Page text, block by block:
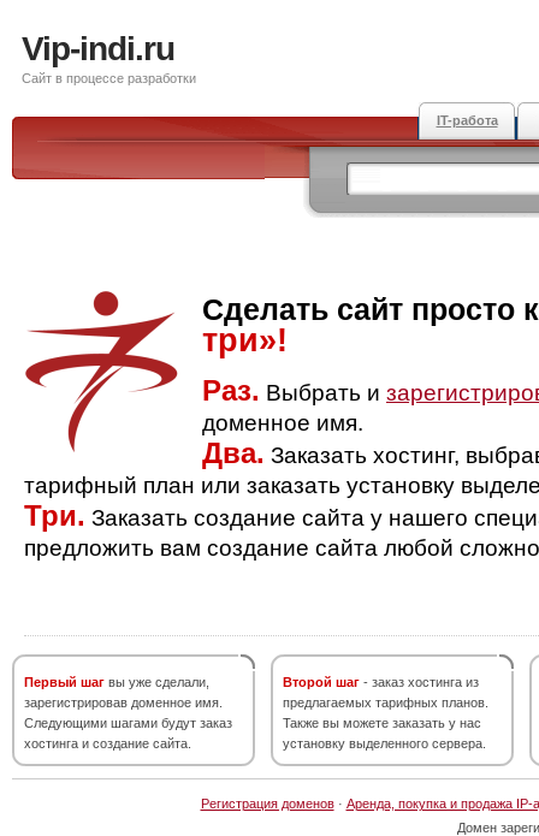
Vip-indi.ru
Сайт в процессе разработки
IT-работа
Сделать сайт просто
три»!
Раз. Выбрать и
доменное имя.
Два. Заказать хостинг,
тарифный план или заказать установку
Три. Заказать создание сайта у нашего
предложить вам создание сайта любой
Первый шаг вы уже сделали,
зарегистрировав доменное имя.
Следующими шагами будут заказ
хостинга и создание сайта.
Второй шаг - заказ хостинга из
предлагаемых тарифных планов.
Также вы можете заказать у нас
установку выделенного сервера.
Регистрация доменов· Аренда, покупка и продажа IP-
Домен